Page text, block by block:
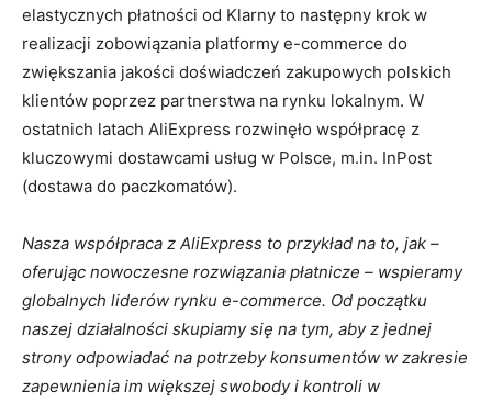
elastycznych płatności od Klarny to następny krok w
realizacji zobowiązania platformy e-commerce do
zwiększania jakości doświadczeń zakupowych polskich
klientów poprzez partnerstwa na rynku lokalnym. W
ostatnich latach AliExpress rozwinęło współpracę z
kluczowymi dostawcami usług w Polsce, m.in. InPost
(dostawa do paczkomatów).
Nasza współpraca z AliExpress to przykład na to, jak –
oferując nowoczesne rozwiązania płatnicze – wspieramy
globalnych liderów rynku e-commerce. Od początku
naszej działalności skupiamy się na tym, aby z jednej
strony odpowiadać na potrzeby konsumentów w zakresie
zapewnienia im większej swobody i kontroli w